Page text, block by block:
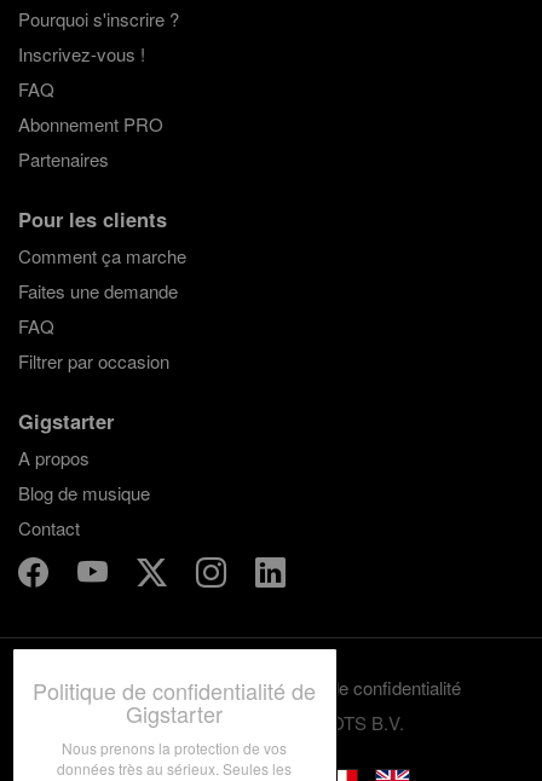
Pourquoi s'inscrire ?
Inscrivez-vous !
FAQ
Abonnement PRO
Partenaires
Pour les clients
Comment ça marche
Faites une demande
FAQ
Filtrer par occasion
Gigstarter
A propos
Blog de musique
Contact
Termes et conditions
Politique de confidentialité
© 2012-2026 GRASSROOTS B.V.
Politique de confidentialité de
Gigstarter
Nous prenons la protection de vos
données très au sérieux. Seules les